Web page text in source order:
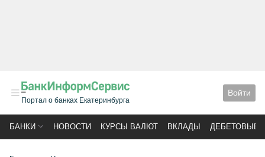
Портал о банках Екатеринбурга
Войти
БАНКИ НОВОСТИ КУРСЫ ВАЛЮТ ВКЛАДЫ ДЕБЕТОВЫЕ